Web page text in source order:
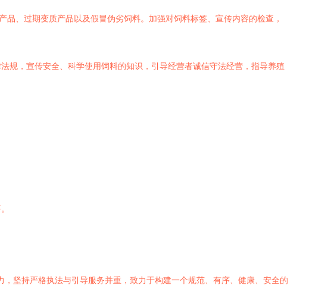
、过期变质产品以及假冒伪劣饲料。加强对饲料标签、宣传内容的检查，
规，宣传安全、科学使用饲料的知识，引导经营者诚信守法经营，指导养殖
坚持严格执法与引导服务并重，致力于构建一个规范、有序、健康、安全的